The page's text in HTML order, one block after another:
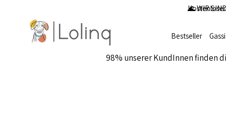
Bestseller
🌊 WIR
98% unserer KundInnen finden